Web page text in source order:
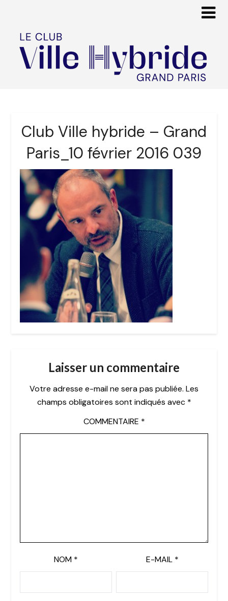
Club Ville hybride – Grand
Paris_10 février 2016 039
Laisser un commentaire
Votre adresse e-mail ne sera pas publiée. Les
champs obligatoires sont indiqués avec *
COMMENTAIRE *
NOM * E-MAIL *